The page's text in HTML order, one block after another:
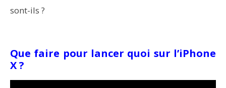
sont-ils ?
Que faire pour lancer quoi sur l’iPhone
X ?